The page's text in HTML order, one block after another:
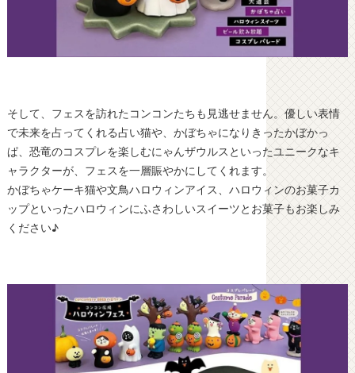
そして、フェスを訪れたコンコンたちも見逃せません。優しい表情
で未来を占ってくれる占い猫や、かぼちゃになりきったかぼかっ
ぱ、恐竜のコスプレを楽しむにゃんザウルスといったユニークなキ
ャラクターが、フェスを一層賑やかにしてくれます。
かぼちゃケーキ猫や文鳥ハロウィンアイス、ハロウィンのお菓子カ
ップといったハロウィンにふさわしいスイーツとお菓子もお楽しみ
ください♪